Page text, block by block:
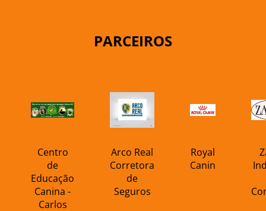
PARCEIROS
Centro
de
Educação
Canina -
Carlos
Arco Real
Corretora
de
Seguros
Royal
Canin